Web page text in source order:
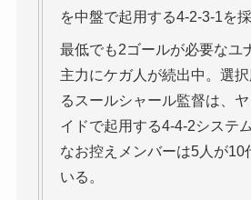
を中盤で起用する4-2-3-1を採
最低でも2ゴールが必要なユ
主力にケガ人が続出中。選
るスールシャール監督は、
イドで起用する4-4-2システ
なお控えメンバーは5人が10
いる。